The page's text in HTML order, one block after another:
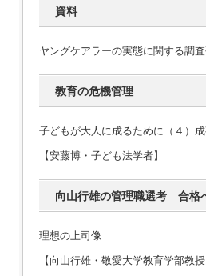
資料
ヤングケアラーの実態に関する調
教育の危機管理
子どもが大人に成るために（４）
【安藤博・子ども法学者】
向山行雄の管理職選考 合格
理想の上司像
【向山行雄・敬愛大学教育学部教